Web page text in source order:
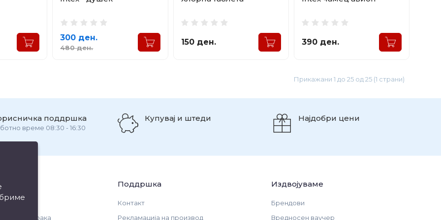
300 ден.
480 ден.
150 ден. 390 ден.
Прикажани 1 до 25 од 25 (1 страни)
поддршка
време 08:30 - 16:30
Купувај и штеди Најдобри цени
за испорака
Поддршка
Контакт
Рекламација на производ
Издвојуваме
Брендови
Вредносен ваучер